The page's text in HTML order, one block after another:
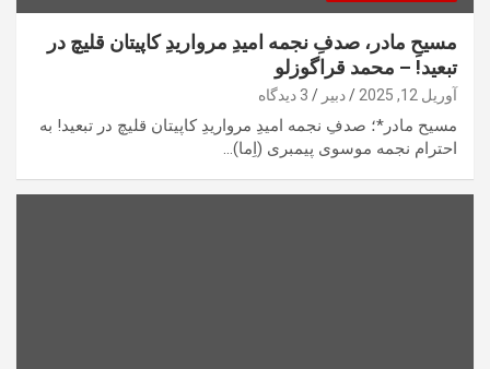
مسیحِ مادر، صدفِ نجمه امیدِ مرواریدِ کاپیتان قلیچ در
تبعید! – محمد قراگوزلو
آوریل 12, 2025 دبیر 3 دیدگاه
مسیح مادر*؛ صدفِ نجمه امیدِ مرواریدِ کاپیتان قلیچ در تبعید! به
احترام نجمه موسوی پیمبری (اِما)…